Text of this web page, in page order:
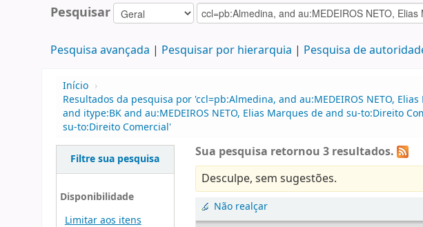
Pesquisar
Pesquisa avançada Pesquisar por hierarquia Pesquisa de
Início ›
Resultados da pesquisa por 'ccl=pb:Almedina, and au:MEDEIROS NETO,
and itype:BK and au:MEDEIROS NETO, Elias Marques de and su-to:Direito
su-to:Direito Comercial'
Filtre sua pesquisa
Disponibilidade
Limitar aos itens
Sua pesquisa retornou 3 resultados.
Desculpe, sem sugestões.
Não realçar